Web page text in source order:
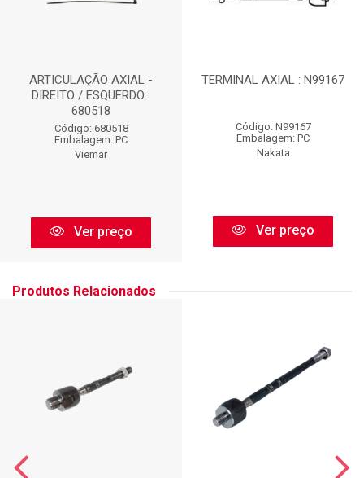
ARTICULAÇÃO AXIAL -
DIREITO / ESQUERDO :
680518
Código: 680518
Embalagem: PC
Viemar
Ver preço
TERMINAL AXIAL : N99167
Código: N99167
Embalagem: PC
Nakata
Ver preço
Produtos Relacionados